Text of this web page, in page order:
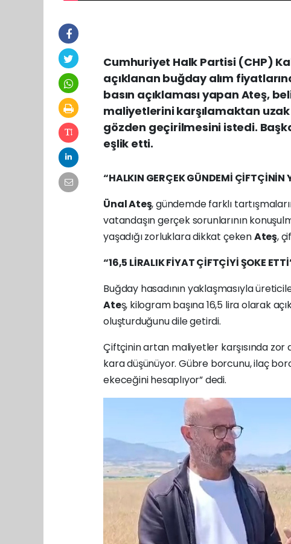
Cumhuriyet Halk Partisi (CHP)
açıklanan buğday alım
basın açıklaması yapan Ateş,
maliyetlerini karşılamaktan
gözden geçirilmesini istedi.
eşlik etti.
“HALKIN GERÇEK GÜNDEMİ ÇİFTÇİNİN
Ünal Ateş, gündemde farklı
vatandaşın gerçek sorunlarının
yaşadığı zorluklara dikkat çekenAteş,
“16,5 LİRALIK FİYAT ÇİFTÇİYİ ŞOKE
Buğday hasadının yaklaşmasıyla
Ateş, kilogram başına 16,5 lira olarak
oluşturduğunu dile getirdi.
Çiftçinin artan maliyetler karşısında zor
kara düşünüyor. Gübre borcunu, ilaç
ekeceğini hesaplıyor” dedi.